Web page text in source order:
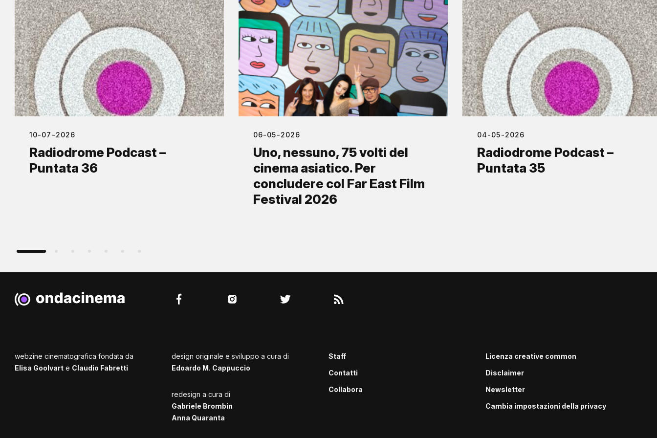
10-07-2026
Radiodrome Podcast –
Puntata 36
06-05-2026
Uno, nessuno, 75 volti del
cinema asiatico. Per
concludere col Far East Film
Festival 2026
04-05-2026
Radiodrome Podcast –
Puntata 35
webzine cinematografica fondata da
Elisa Goolvart e Claudio Fabretti
design originale e sviluppo a cura di
Edoardo M. Cappuccio
redesign a cura di
Gabriele Brombin
Anna Quaranta
Staff
Contatti
Collabora
Licenza creative common
Disclaimer
Newsletter
Cambia impostazioni della privacy